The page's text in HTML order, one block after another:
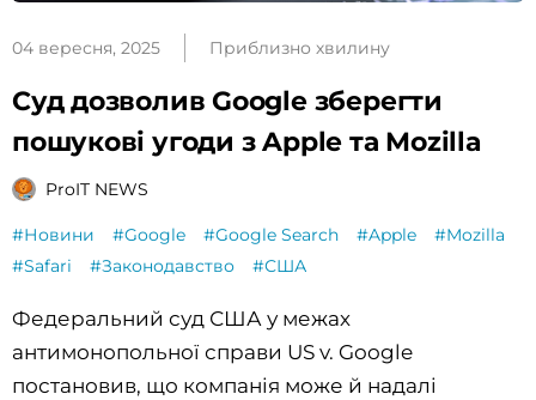
04 вересня, 2025 Приблизно хвилину
Суд дозволив Google зберегти
пошукові угоди з Apple та Mozilla
ProIT NEWS
#Новини #Google #Google Search #Apple
#Mozilla
#Safari
#Законодавство #США
Федеральний суд США у межах
антимонопольної справи US v. Google
постановив, що компанія може й надалі